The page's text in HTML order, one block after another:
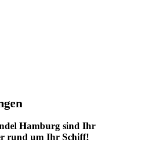
Hamburg sind Ihr
rund um Ihr Schiff!